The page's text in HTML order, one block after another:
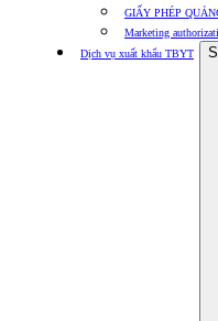
GIẤY PHÉP
Marketing
Dịch vụ xuất khẩu TBYT